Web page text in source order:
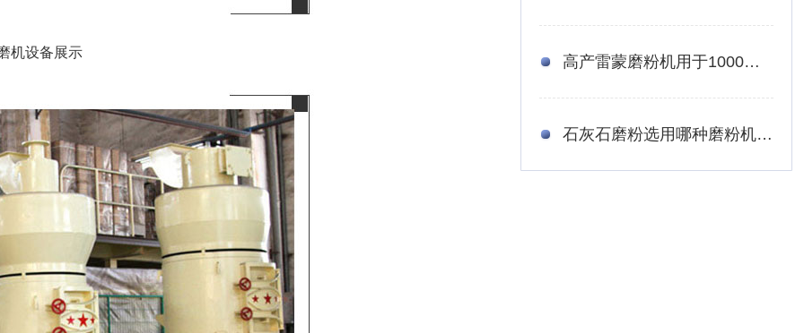
机设备展示
高产雷蒙磨粉机用于1000目的石灰石磨粉效果怎么样？
石灰石磨粉选用哪种磨粉机更为适宜